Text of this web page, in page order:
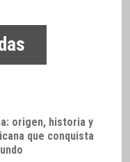
origen, historia y
que conquista